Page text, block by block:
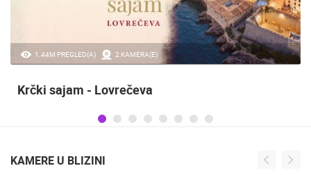
2 KAMERA(E)
- Lovrečeva
20.97K
KAMERE U BLIZINI